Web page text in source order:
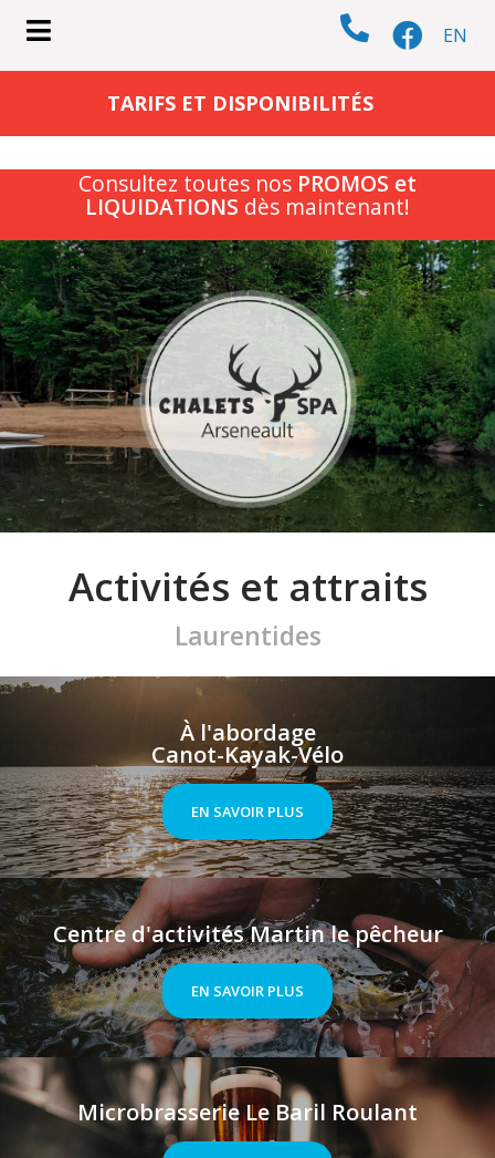
(CHALETS )
(ACTIVITÉS )
EN
TARIFS ET DISPONIBILITÉS
Consultez toutes nos PROMOS et
LIQUIDATIONS dès maintenant!
Activités et attraits
Laurentides
À l'abordage
Canot-Kayak-Vélo
EN SAVOIR PLUS
Centre d'activités Martin le pêcheur
EN SAVOIR PLUS
Microbrasserie Le Baril Roulant